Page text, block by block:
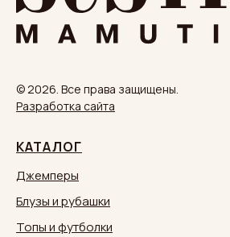
© 2026. Все права защищены.
Разработка сайта
КАТАЛОГ
Джемперы
Блузы и рубашки
Топы и футболки